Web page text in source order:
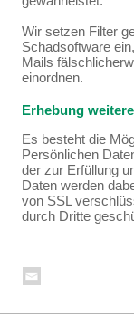
Wir setzen Filter
Schadsoftware
Mails
einordnen.
Erhebung
Es besteht die
Persönlichen
der zur Erfüllung
Daten werden
von SSL
durch Dritte